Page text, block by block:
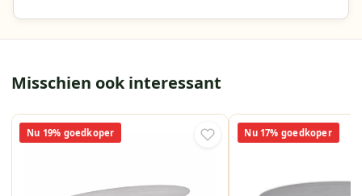
Misschien ook interessant
Nu 19% goedkoper Nu 17% goedkoper